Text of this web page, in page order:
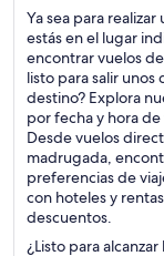
Ya sea para
estás en el lugar
encontrar vuelos de
listo para salir unos
destino? Explora
por fecha y hora
Desde vuelos
madrugada,
preferencias de
con hoteles y
descuentos.
¿Listo para